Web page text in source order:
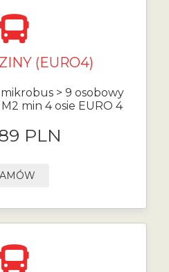
(EURO4)
> 9 osobowy
min 4 osie EURO 4
PLN